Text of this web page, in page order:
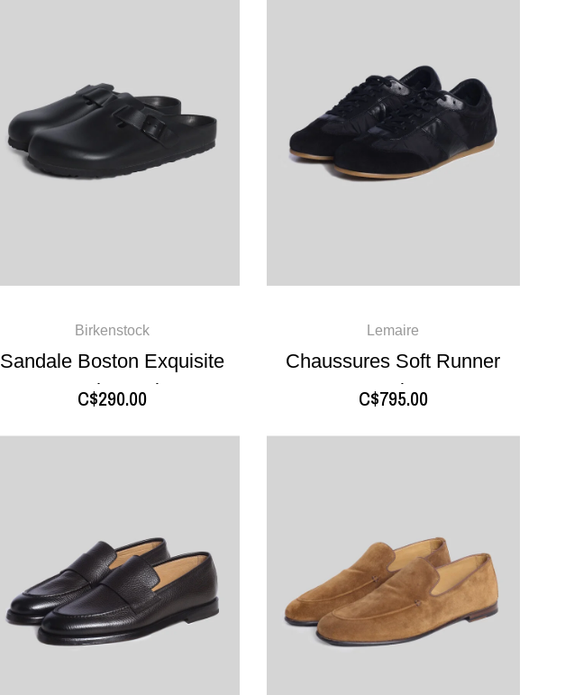
Birkenstock
Sandale Boston Exquisite
Leather Noir
C$290.00
Lemaire
Chaussures Soft Runner
Noir
C$795.00